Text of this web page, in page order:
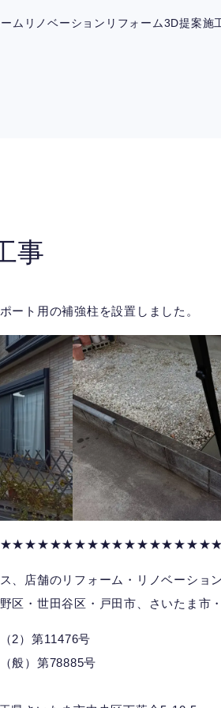
ム リノベーション リフォーム3D提案施
事
ート用の補強柱を設置しました。
、店舗のリフォーム・リノベーシ
区・世田谷区・戸田市、さいたま市
2）第11476号
般）第78885号